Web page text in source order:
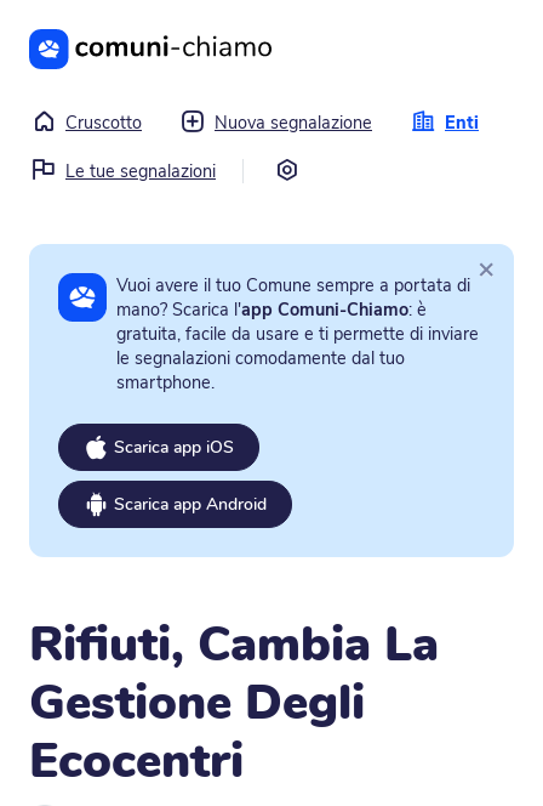
Vai al contenuto principale
Cruscotto Nuova segnalazione
Enti
Le tue segnalazioni
Vuoi avere il tuo Comune sempre a portata di
mano? Scarica l'app Comuni-Chiamo: è
gratuita, facile da usare e ti permette di inviare
le segnalazioni comodamente dal tuo
smartphone.
Scarica app iOS
Scarica app Android
×
Rifiuti, Cambia La
Gestione Degli
Ecocentri